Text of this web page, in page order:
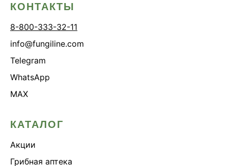
КОНТАКТЫ
8-800-333-32-11
info@fungiline.com
Telegram
WhatsApp
MAX
КАТАЛОГ
Акции
Грибная аптека